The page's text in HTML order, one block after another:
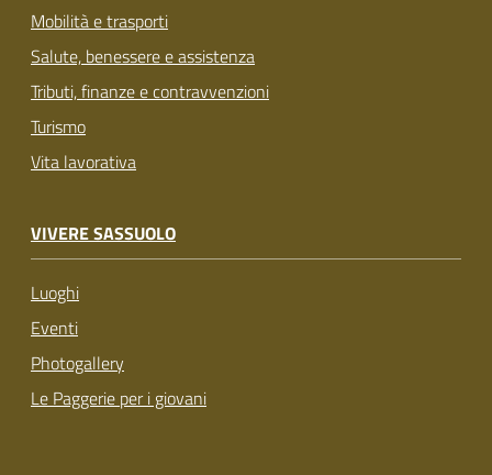
Mobilità e trasporti
Salute, benessere e assistenza
Tributi, finanze e contravvenzioni
Turismo
Vita lavorativa
VIVERE SASSUOLO
Luoghi
Eventi
Photogallery
Le Paggerie per i giovani